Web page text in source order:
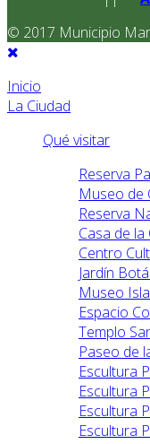
© 2017 Municipio
Inicio
La Ciudad
Qué visitar
Reserva
Museo de
Reserva
Casa de la
Centro
Jardín
Museo
Espacio
Templo
Paseo de
Escultura
Escultura
Escultura
Escultura